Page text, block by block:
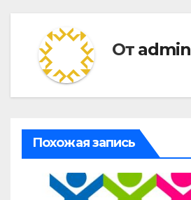
От admin
Похожая запись